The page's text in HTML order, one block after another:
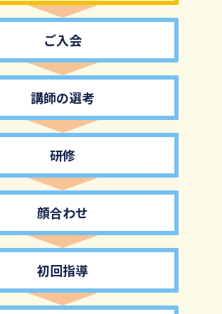
ご入会
講師の選考
研修
顔合わせ
初回指導